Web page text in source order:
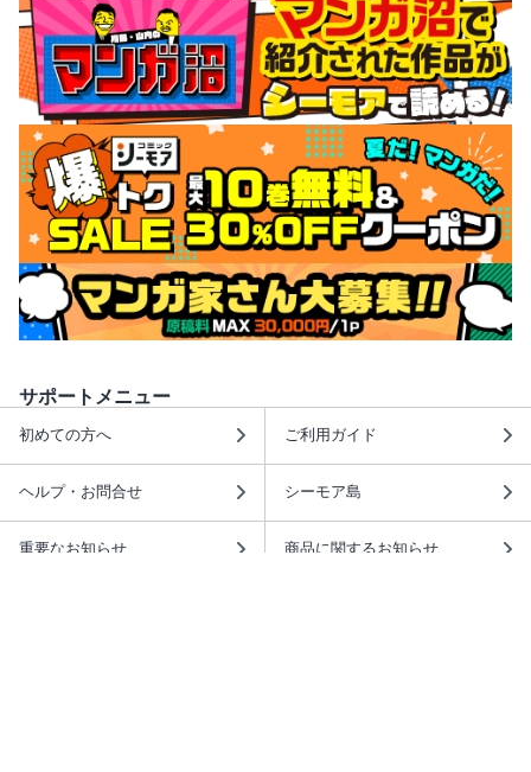
サポートメニュー
初めての方へ ご利用ガイド
ヘルプ・お問合せ シーモア島
重要なお知らせ 商品に関するお知らせ